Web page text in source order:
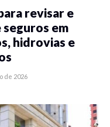
revisar e
em
hidrovias e
de 2026